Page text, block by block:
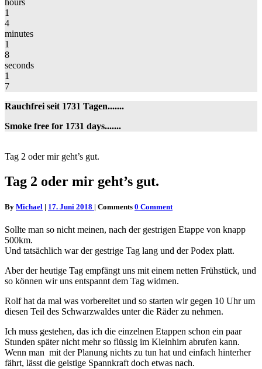
1
4
minutes
1
8
seconds
1
7
Rauchfrei seit 1731 Tagen.......
Smoke free for 1731 days.......
Tag 2 oder mir geht’s gut.
Tag 2 oder mir geht’s gut.
By Michael | 17. Juni 2018 | Comments 0 Comment
Sollte man so nicht meinen, nach der gestrigen Etappe von knapp
500km.
Und tatsächlich war der gestrige Tag lang und der Podex platt.
Aber der heutige Tag empfängt uns mit einem netten Frühstück, und
so können wir uns entspannt dem Tag widmen.
Rolf hat da mal was vorbereitet und so starten wir gegen 10 Uhr um
diesen Teil des Schwarzwaldes unter die Räder zu nehmen.
Ich muss gestehen, das ich die einzelnen Etappen schon ein paar
Stunden später nicht mehr so flüssig im Kleinhirn abrufen kann.
Wenn man mit der Planung nichts zu tun hat und einfach hinterher
fährt, lässt die geistige Spannkraft doch etwas nach.